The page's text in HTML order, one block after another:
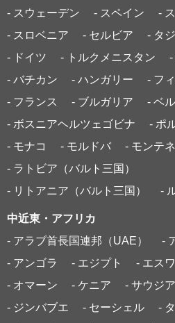
- スウェーデン
- スペイン
-
- スロベニア
- セルビア - タ
- ドイツ
- トルクメニスタン
-
- バチカン
- ハンガリー
- フ
- フランス
- ブルガリア - ベ
- ボスニアヘルツェゴビナ
- ポ
- モナコ
- モルドバ
- モンテ
- ラトビア（バルト三国）
- リトアニア（バルト三国）
-
中近東・アフリカ
- アラブ首長国連邦（UAE）
-
- アンゴラ
- エジプト
- エス
- オマーン
- ケニア - サウジ
- ジンバブエ
- セーシェル
-